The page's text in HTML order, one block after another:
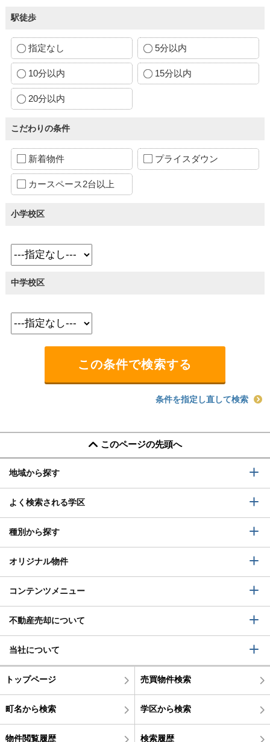
駅徒歩
指定なし 5分以内
10分以内 15分以内
20分以内
こだわりの条件
新着物件 プライスダウン
カースペース2台以上
小学校区
中学校区
条件を指定し直して検索
このページの先頭へ
地域から探す
よく検索される学区
種別から探す
オリジナル物件
コンテンツメニュー
不動産売却について
当社について
トップページ 売買物件検索
町名から検索 学区から検索
物件閲覧履歴 検索履歴